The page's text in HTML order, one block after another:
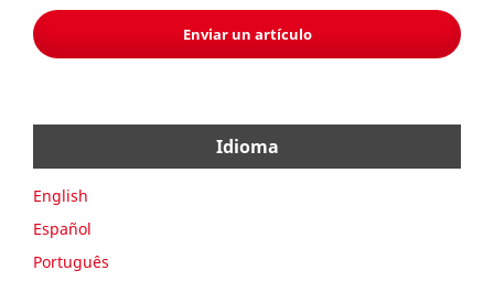
Enviar un artículo
Idioma
English
Español
Português